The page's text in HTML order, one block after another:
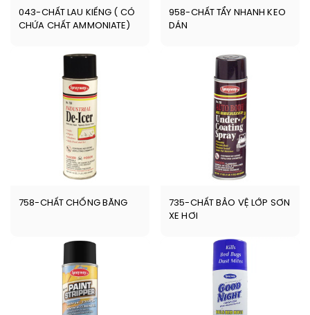
043-CHẤT LAU KIẾNG ( CÓ
CHỨA CHẤT AMMONIATE)
958-CHẤT TẨY NHANH KEO
DÁN
758-CHẤT CHỐNG BĂNG
735-CHẤT BẢO VỆ LỚP SƠN
XE HƠI